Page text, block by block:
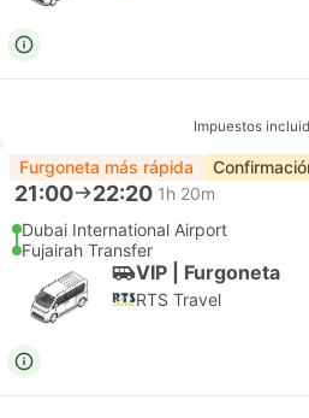
Impuestos
Furgoneta más rápida
21:00 22:20 1h 20m
Dubai International Airport
Fujairah Transfer
VIP | Furgoneta
RTS Travel